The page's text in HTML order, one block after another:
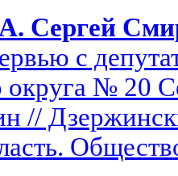
Сергей
с
округа № 20
//